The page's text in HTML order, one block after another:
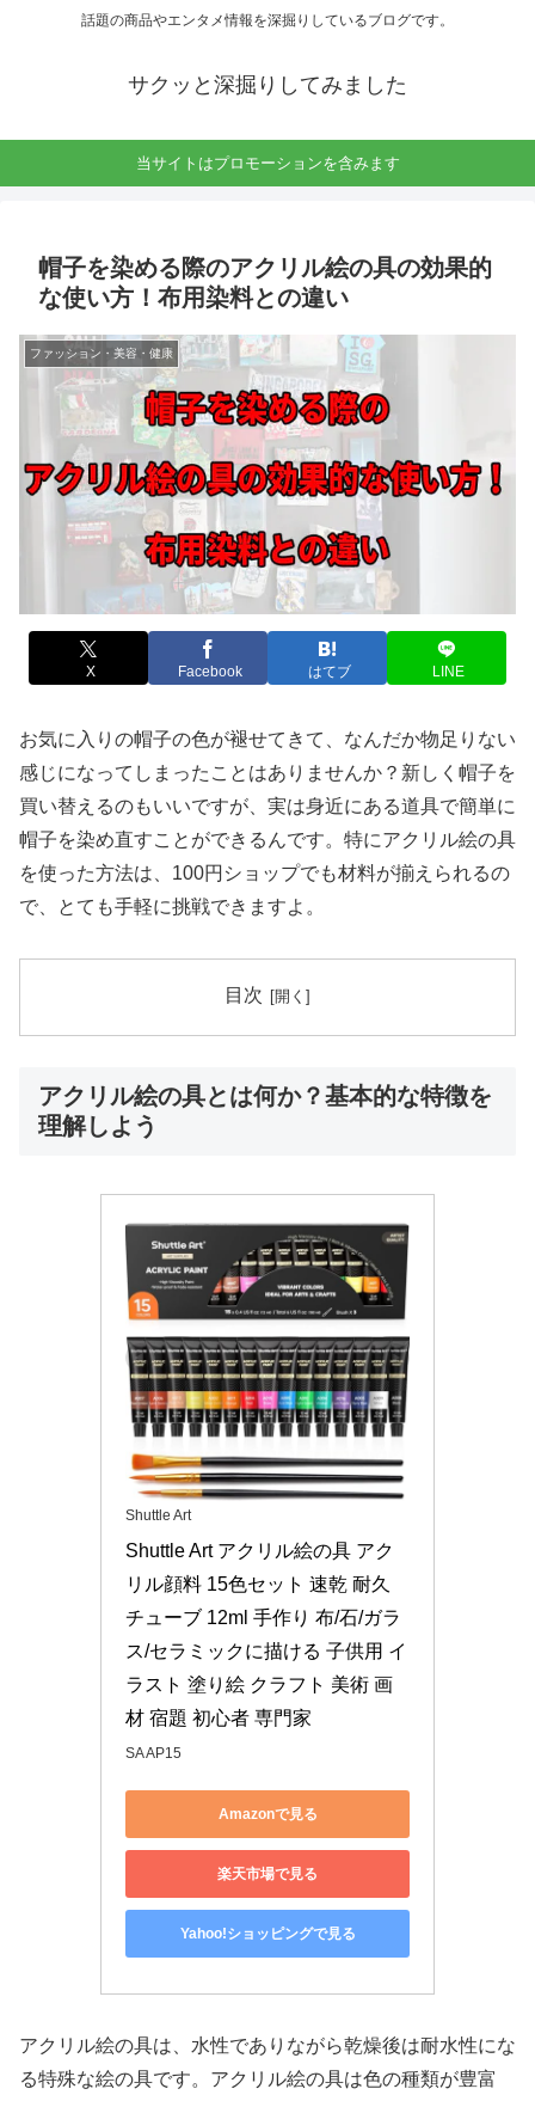
話題の商品やエンタメ情報を深掘りしているブログです。
サクッと深掘りしてみました
当サイトはプロモーションを含みます
帽子を染める際のアクリル絵の具の効果的
な使い方！布用染料との違い
ファッション・美容・健康
X Facebook はてブ LINE
お気に入りの帽子の色が褪せてきて、なんだか物足りない
感じになってしまったことはありませんか？新しく帽子を
買い替えるのもいいですが、実は身近にある道具で簡単に
帽子を染め直すことができるんです。特にアクリル絵の具
を使った方法は、100円ショップでも材料が揃えられるの
で、とても手軽に挑戦できますよ。
目次
アクリル絵の具とは何か？基本的な特徴を
理解しよう
Shuttle Art
Shuttle Art アクリル絵の具 アク
リル顔料 15色セット 速乾 耐久
チューブ 12ml 手作り 布/石/ガラ
ス/セラミックに描ける 子供用 イ
ラスト 塗り絵 クラフト 美術 画
材 宿題 初心者 専門家
SA AP15
Amazonで見る
楽天市場で見る
Yahoo!ショッピングで見る
アクリル絵の具は、水性でありながら乾燥後は耐水性にな
る特殊な絵の具です。アクリル絵の具は色の種類が豊富